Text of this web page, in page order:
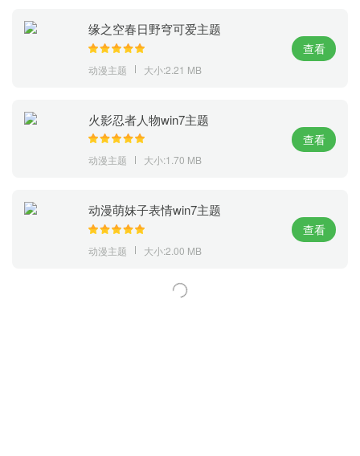
缘之空春日野穹可爱主题
动漫主题 大小:2.21 MB
查看
火影忍者人物win7主题
动漫主题 大小:1.70 MB
查看
动漫萌妹子表情win7主题
动漫主题 大小:2.00 MB
查看